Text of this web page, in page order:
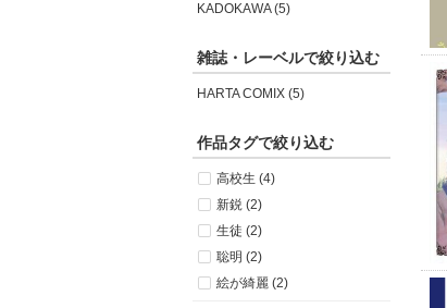
KADOKAWA (5)
雑誌・レーベルで絞り込む
HARTA COMIX (5)
作品タグで絞り込む
高校生 (4)
新鋭 (2)
生徒 (2)
聡明 (2)
絵が綺麗 (2)